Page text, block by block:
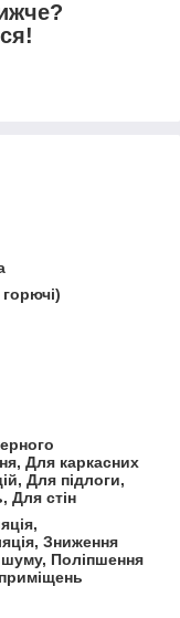
Для каркасних
Для підлоги,
Для стін
Зниження
Поліпшення